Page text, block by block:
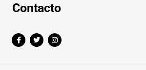
Contacto
F
a
T
w
I
n